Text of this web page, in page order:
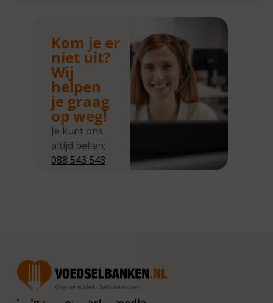
Kom je er
niet uit?
Wij
helpen
je graag
op weg!
Je kunt ons
altijd bellen:
088 543 543
van 10.00 –
16.00 uur. Op